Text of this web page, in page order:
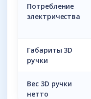
Потребление
электричества
Габариты 3D
ручки
Вес 3D ручки
нетто